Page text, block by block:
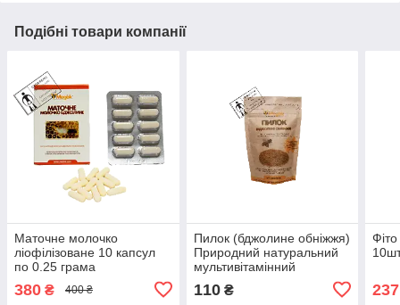
Подібні товари компанії
Маточне молочко
ліофілізоване 10 капсул
по 0.25 грама
380 ₴ 400 ₴
Пилок (бджолине обніжжя)
Природний натуральний
мультивітамінний
комплекс Вага: 100 грам
110₴